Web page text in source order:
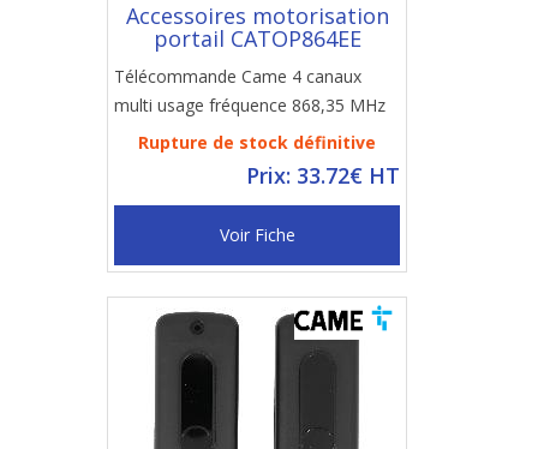
Accessoires motorisation
portail CATOP864EE
Télécommande Came 4 canaux
multi usage fréquence 868,35 MHz
Rupture de stock définitive
Prix: 33.72€ HT
Voir Fiche